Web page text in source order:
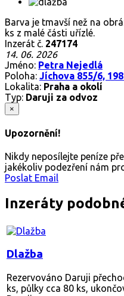
Barva je tmavší než na
ks z malé části uřízlé.
Inzerát č. 247174
14. 06. 2026
Jméno: Petra Nejedlá
Poloha: Jíchova 855/6,
Lokalita: Praha a okolí
Typ: Daruji za odvoz
×
Upozornění!
Nikdy neposílejte peníze
jakékoliv podezření nám
Poslat Email
Inzeráty
Dlažba
Rezervováno Daruji
ks, půlky cca 80 ks,